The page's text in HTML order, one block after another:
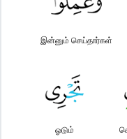
இன்னும் செய்தார்கள்
ஓடும்